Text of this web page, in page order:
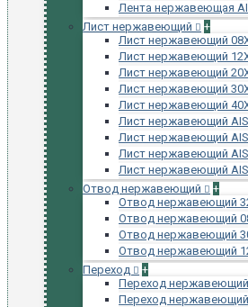
Лента нержавеющая
Лист нержавеющий
+
Лист нержавеющий
Лист нержавеющий
Лист нержавеющий
Лист нержавеющий
Лист нержавеющий
Лист нержавеющий
Лист нержавеющий
Лист нержавеющий
Лист нержавеющий
Отвод нержавеющий
+
Отвод нержавеющий
Отвод нержавеющий
Отвод нержавеющий
Отвод нержавеющий
Переход
+
Переход
Переход